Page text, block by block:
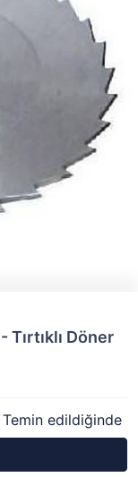
Tırtıklı Döner
edildiğinde